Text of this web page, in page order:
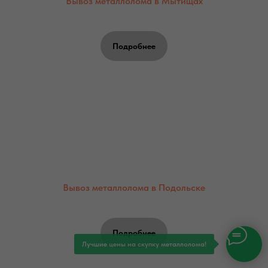
Лучшие цены на скупку металлолома!
Подробнее
Вывоз металлолома в Подольске
Подробнее